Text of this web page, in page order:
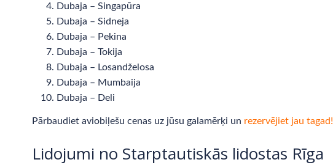
Dubaja – Singapūra
Dubaja – Sidneja
Dubaja – Pekina
Dubaja – Tokija
Dubaja – Losandželosa
Dubaja – Mumbaija
Dubaja – Deli
Pārbaudiet aviobiļešu cenas uz jūsu galamērķi un rezervējiet jau tagad!
Lidojumi no Starptautiskās lidostas Rīga